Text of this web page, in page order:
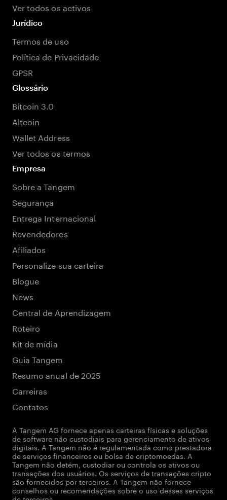
Ver todos os activos
Jurídico
Termos de uso
Política de Privacidade
GPSR
Glossário
Bitcoin 3.0
Altcoin
Wallet Address
Ver todos os termos
Empresa
Sobre a Tangem
Segurança
Entrega Internacional
Revendedores
Afiliados
Personalize sua carteira
Blogue
News
Central de Aprendizagem
Roteiro
Kit de mídia
Guia Tangem
Resumo anual de 2025
Carreiras
Contatos
A Tangem AG fornece apenas carteiras físicas e soluções
de software não custodiais para gerenciamento de ativos
digitais. A Tangem não é regulamentada como prestadora
de serviços financeiros ou bolsa de criptomoedas. A
Tangem não detém, custodiar ou controla os ativos ou
transações dos usuários. Os serviços de transações cripto
são fornecidos por terceiros. A Tangem não fornece
conselhos ou recomendações sobre o uso desses serviços